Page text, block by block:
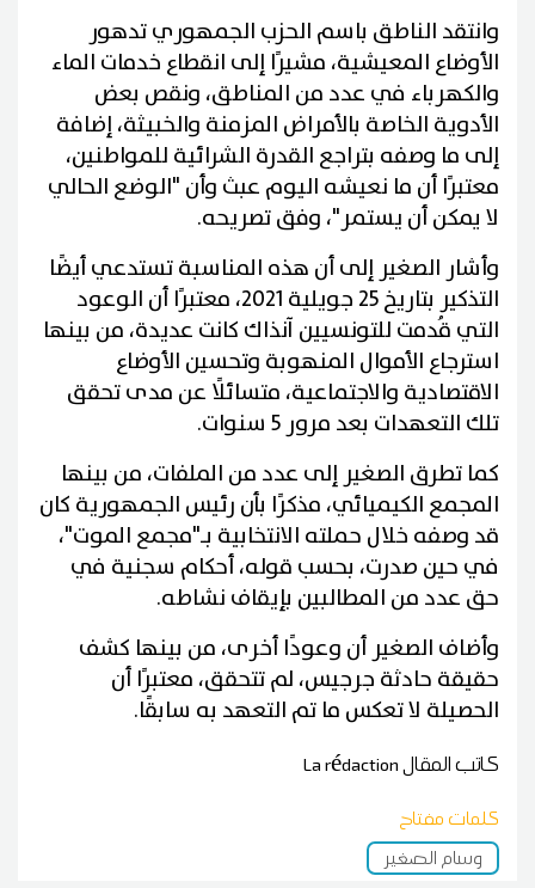
وانتقد الناطق باسم الحزب الجمهوري تدهور
الأوضاع المعيشية، مشيرًا إلى انقطاع خدمات الماء
والكهرباء في عدد من المناطق، ونقص بعض
الأدوية الخاصة بالأمراض المزمنة والخبيثة، إضافة
إلى ما وصفه بتراجع القدرة الشرائية للمواطنين،
معتبرًا أن ما نعيشه اليوم عبث وأن "الوضع الحالي
لا يمكن أن يستمر"، وفق تصريحه.
وأشار الصغير إلى أن هذه المناسبة تستدعي أيضًا
التذكير بتاريخ 25 جويلية 2021، معتبرًا أن الوعود
التي قُدمت للتونسيين آنذاك كانت عديدة، من بينها
استرجاع الأموال المنهوبة وتحسين الأوضاع
الاقتصادية والاجتماعية، متسائلًا عن مدى تحقق
تلك التعهدات بعد مرور 5 سنوات.
كما تطرق الصغير إلى عدد من الملفات، من بينها
المجمع الكيميائي، مذكرًا بأن رئيس الجمهورية كان
قد وصفه خلال حملته الانتخابية بـ"مجمع الموت"،
في حين صدرت، بحسب قوله، أحكام سجنية في
حق عدد من المطالبين بإيقاف نشاطه.
وأضاف الصغير أن وعودًا أخرى، من بينها كشف
حقيقة حادثة جرجيس، لم تتحقق، معتبرًا أن
الحصيلة لا تعكس ما تم التعهد به سابقًا.
كاتب المقالLa rédaction
كلمات مفتاح
وسام الصغير